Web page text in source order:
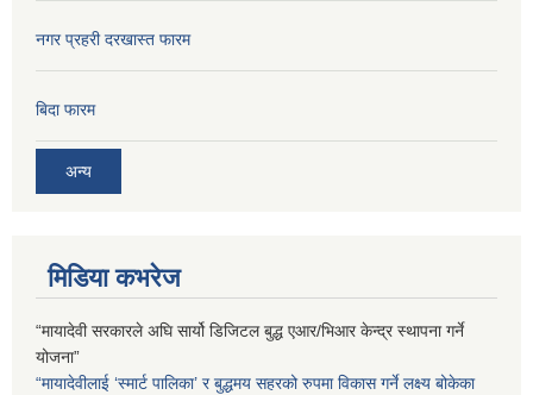
नगर प्रहरी दरखास्त फारम
बिदा फारम
अन्य
मिडिया कभरेज
“मायादेवी सरकारले अघि सार्यो डिजिटल बुद्ध एआर/भिआर केन्द्र स्थापना गर्ने
योजना”
“मायादेवीलाई ‘स्मार्ट पालिका’ र बुद्धमय सहरको रुपमा विकास गर्ने लक्ष्य बोकेका